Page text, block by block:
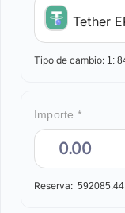
Tether
Tipo de cambio: 1:
Importe *
Reserva: 592085.44